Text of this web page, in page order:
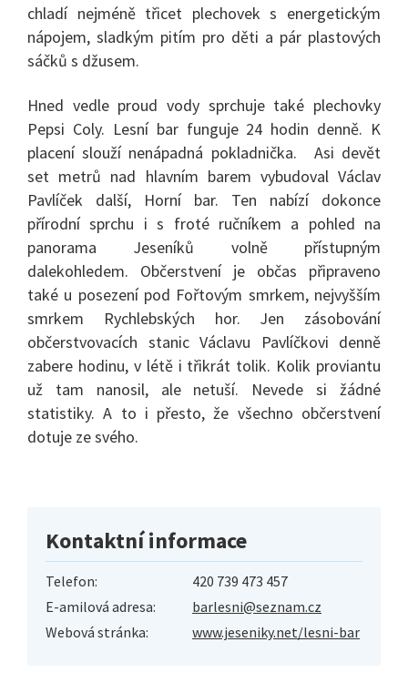
chladí nejméně třicet plechovek s energetickým
nápojem, sladkým pitím pro děti a pár plastových
sáčků s džusem.
Hned vedle proud vody sprchuje také plechovky
Pepsi Coly. Lesní bar funguje 24 hodin denně. K
placení slouží nenápadná pokladnička. Asi devět
set metrů nad hlavním barem vybudoval Václav
Pavlíček další, Horní bar. Ten nabízí dokonce
přírodní sprchu i s froté ručníkem a pohled na
panorama Jeseníků volně přístupným
dalekohledem. Občerstvení je občas připraveno
také u posezení pod Fořtovým smrkem, nejvyšším
smrkem Rychlebských hor. Jen zásobování
občerstvovacích stanic Václavu Pavlíčkovi denně
zabere hodinu, v létě i třikrát tolik. Kolik proviantu
už tam nanosil, ale netuší. Nevede si žádné
statistiky. A to i přesto, že všechno občerstvení
dotuje ze svého.
Kontaktní informace
Telefon:
420 739 473 457
E-amilová adresa:
barlesni@seznam.cz
Webová stránka:
www.jeseniky.net/lesni-bar